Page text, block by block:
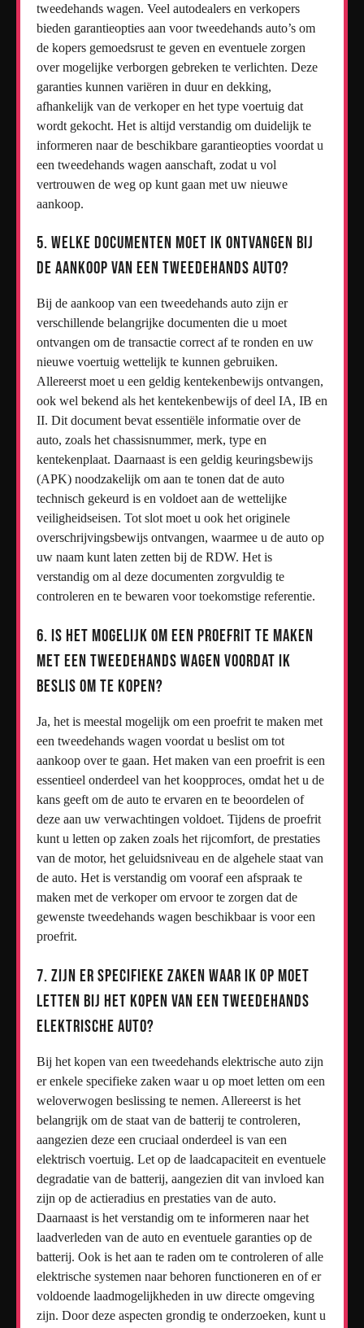
tweedehands wagen. Veel autodealers en verkopers
bieden garantieopties aan voor tweedehands auto’s om
de kopers gemoedsrust te geven en eventuele zorgen
over mogelijke verborgen gebreken te verlichten. Deze
garanties kunnen variëren in duur en dekking,
afhankelijk van de verkoper en het type voertuig dat
wordt gekocht. Het is altijd verstandig om duidelijk te
informeren naar de beschikbare garantieopties voordat u
een tweedehands wagen aanschaft, zodat u vol
vertrouwen de weg op kunt gaan met uw nieuwe
aankoop.
5. Welke documenten moet ik ontvangen bij
de aankoop van een tweedehands auto?
Bij de aankoop van een tweedehands auto zijn er
verschillende belangrijke documenten die u moet
ontvangen om de transactie correct af te ronden en uw
nieuwe voertuig wettelijk te kunnen gebruiken.
Allereerst moet u een geldig kentekenbewijs ontvangen,
ook wel bekend als het kentekenbewijs of deel IA, IB en
II. Dit document bevat essentiële informatie over de
auto, zoals het chassisnummer, merk, type en
kentekenplaat. Daarnaast is een geldig keuringsbewijs
(APK) noodzakelijk om aan te tonen dat de auto
technisch gekeurd is en voldoet aan de wettelijke
veiligheidseisen. Tot slot moet u ook het originele
overschrijvingsbewijs ontvangen, waarmee u de auto op
uw naam kunt laten zetten bij de RDW. Het is
verstandig om al deze documenten zorgvuldig te
controleren en te bewaren voor toekomstige referentie.
6. Is het mogelijk om een proefrit te maken
met een tweedehands wagen voordat ik
beslis om te kopen?
Ja, het is meestal mogelijk om een proefrit te maken met
een tweedehands wagen voordat u beslist om tot
aankoop over te gaan. Het maken van een proefrit is een
essentieel onderdeel van het koopproces, omdat het u de
kans geeft om de auto te ervaren en te beoordelen of
deze aan uw verwachtingen voldoet. Tijdens de proefrit
kunt u letten op zaken zoals het rijcomfort, de prestaties
van de motor, het geluidsniveau en de algehele staat van
de auto. Het is verstandig om vooraf een afspraak te
maken met de verkoper om ervoor te zorgen dat de
gewenste tweedehands wagen beschikbaar is voor een
proefrit.
7. Zijn er specifieke zaken waar ik op moet
letten bij het kopen van een tweedehands
elektrische auto?
Bij het kopen van een tweedehands elektrische auto zijn
er enkele specifieke zaken waar u op moet letten om een
weloverwogen beslissing te nemen. Allereerst is het
belangrijk om de staat van de batterij te controleren,
aangezien deze een cruciaal onderdeel is van een
elektrisch voertuig. Let op de laadcapaciteit en eventuele
degradatie van de batterij, aangezien dit van invloed kan
zijn op de actieradius en prestaties van de auto.
Daarnaast is het verstandig om te informeren naar het
laadverleden van de auto en eventuele garanties op de
batterij. Ook is het aan te raden om te controleren of alle
elektrische systemen naar behoren functioneren en of er
voldoende laadmogelijkheden in uw directe omgeving
zijn. Door deze aspecten grondig te onderzoeken, kunt u